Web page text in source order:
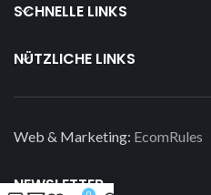
SCHNELLE LINKS
NÜTZLICHE LINKS
Web & Marketing: EcomRules
NEWSLETTER